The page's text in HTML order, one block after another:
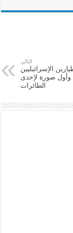
التالي
الإسرائيليين
صورة لإحدى
الطائرات